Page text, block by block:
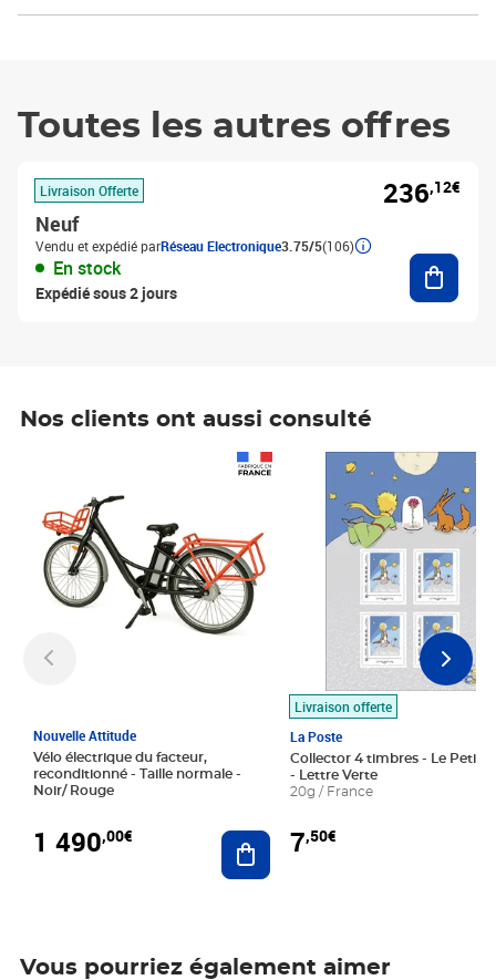
Toutes les autres offres
Livraison Offerte
Neuf
Vendu et expédié parRéseau Electronique3.75/5(106)
En stock
Expédié sous 2 jours
236,12€
Nos clients ont aussi consulté
Nouvelle Attitude
Vélo électrique du facteur,
reconditionné - Taille normale -
Noir/ Rouge
1 490,00€ Ajouter au panier
Livraison offerte
La Poste
Collector 4 timbres - Le Petit
- Lettre Verte
20g / France
7,50€
Prix 7,50€
Vous pourriez également aimer